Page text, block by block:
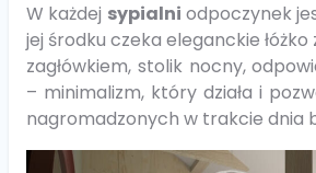
W każdej sypialni odpoczynek
jej środku czeka eleganckie
zagłówkiem, stolik nocny,
– minimalizm, który działa i
nagromadzonych w trakcie dnia